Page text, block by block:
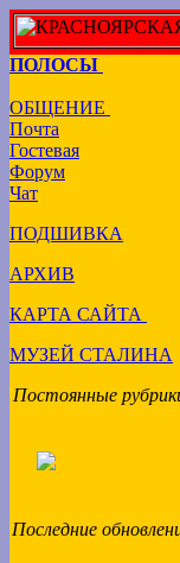
ПОЛОСЫ
ОБЩЕНИЕ
Почта
Гостевая
Форум
Чат
ПОДШИВКА
АРХИВ
КАРТА САЙТА
МУЗЕЙ СТАЛИНА
Постоянные
Последние